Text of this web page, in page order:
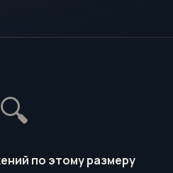
🔍
по этому размеру